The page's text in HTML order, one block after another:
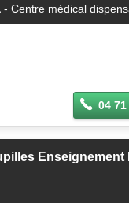
- Centre médical
04
Enseignement